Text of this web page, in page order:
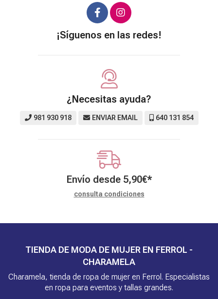
¡Síguenos en las redes!
¿Necesitas ayuda?
981 930 918 ENVIAR EMAIL 640 131 854
Envío desde 5,90€*
consulta condiciones
TIENDA DE MODA DE MUJER EN FERROL -
CHARAMELA
Charamela, tienda de ropa de mujer en Ferrol. Especialistas
en ropa para eventos y tallas grandes.